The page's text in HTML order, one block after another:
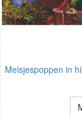
Meisjespoppen in